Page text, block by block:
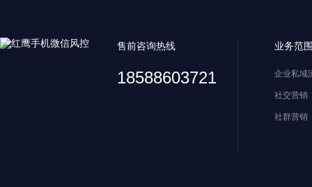
售前咨询热线
18588603721
业务范
企业私域
社交营销
社群营销